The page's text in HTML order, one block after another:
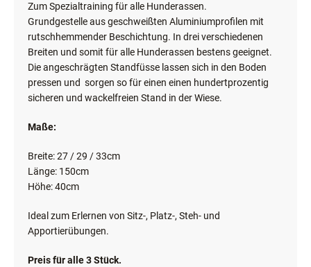
Zum Spezialtraining für alle Hunderassen.
Grundgestelle aus geschweißten Aluminiumprofilen mit
rutschhemmender Beschichtung. In drei verschiedenen
Breiten und somit für alle Hunderassen bestens geeignet.
Die angeschrägten Standfüsse lassen sich in den Boden
pressen und sorgen so für einen einen hundertprozentig
sicheren und wackelfreien Stand in der Wiese.
Maße:
Breite: 27 / 29 / 33cm
Länge: 150cm
Höhe: 40cm
Ideal zum Erlernen von Sitz-, Platz-, Steh- und
Apportierübungen.
Preis für alle 3 Stück.